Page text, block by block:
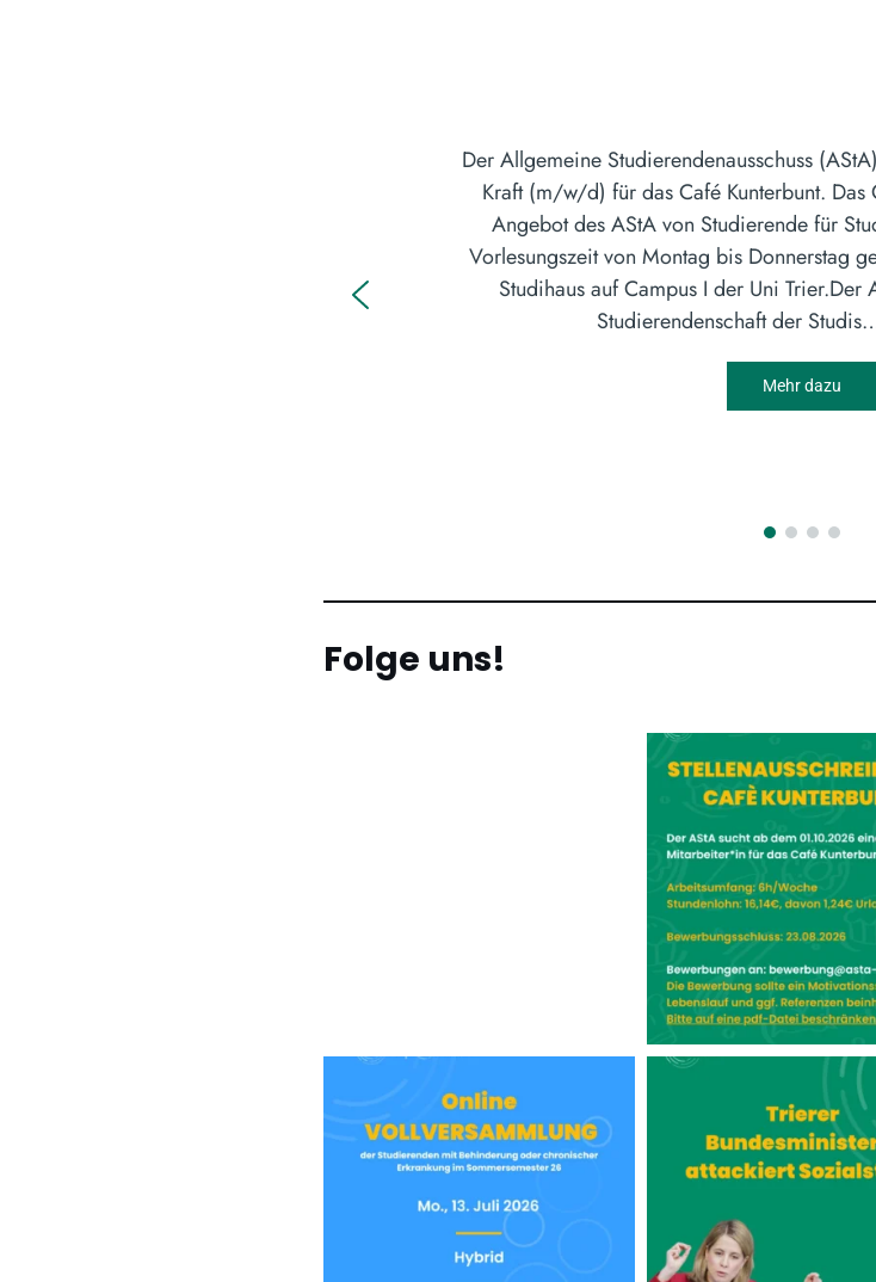
Der Allgemeine Studierendenausschuss
Kraft (m/w/d) für das Café Kunterbunt. Das
Angebot des AStA von Studierende für
Vorlesungszeit von Montag bis Donnerstag
Studihaus auf Campus I der Uni
Studierendenschaft der
Mehr dazu
Folge uns!